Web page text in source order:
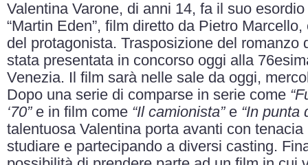
Valentina Varone, di anni 14, fa il suo
“Martin Eden”, film diretto da Pietro
del protagonista. Trasposizione del romanzo
stata presentata in concorso oggi alla
Venezia. Il film sarà nelle sale da oggi,
Dopo una serie di comparse in serie come
‘70”e in film come “Il camionista”e “In punta
talentuosa Valentina porta avanti con
studiare e partecipando a diversi casting.